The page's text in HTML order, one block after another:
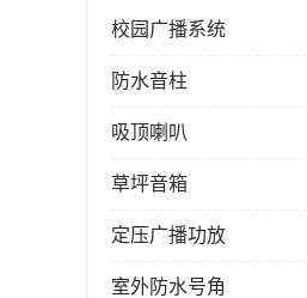
校园广播系统
防水音柱
吸顶喇叭
草坪音箱
定压广播功放
室外防水号角